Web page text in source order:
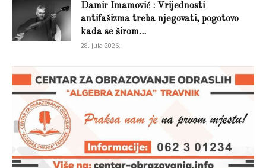
Damir Imamović : Vrijednosti
antifašizma treba njegovati, pogotovo
kada se širom...
28. Jula 2026.